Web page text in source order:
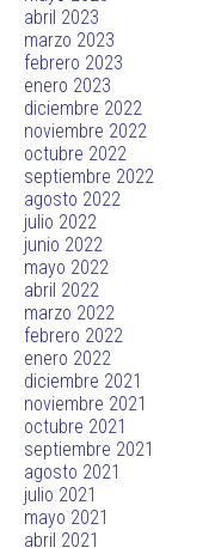
abril 2023
marzo 2023
febrero 2023
enero 2023
diciembre 2022
noviembre 2022
octubre 2022
septiembre 2022
agosto 2022
julio 2022
junio 2022
mayo 2022
abril 2022
marzo 2022
febrero 2022
enero 2022
diciembre 2021
noviembre 2021
octubre 2021
septiembre 2021
agosto 2021
julio 2021
mayo 2021
abril 2021